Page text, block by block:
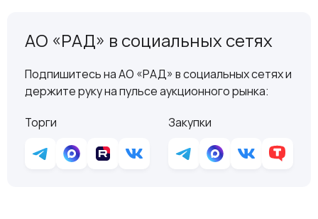
АО «РАД» в социальных сетях
Подпишитесь на АО «РАД» в социальных сетях и
держите руку на пульсе аукционного рынка:
Торги
Закупки